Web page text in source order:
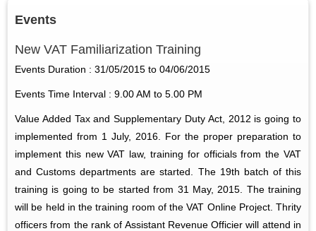
Events
New VAT Familiarization Training
Events Duration : 31/05/2015 to 04/06/2015
Events Time Interval : 9.00 AM to 5.00 PM
Value Added Tax and Supplementary Duty Act, 2012 is going to
implemented from 1 July, 2016. For the proper preparation to
implement this new VAT law, training for officials from the VAT
and Customs departments are started. The 19th batch of this
training is going to be started from 31 May, 2015. The training
will be held in the training room of the VAT Online Project. Thrity
officers from the rank of Assistant Revenue Officier will attend in